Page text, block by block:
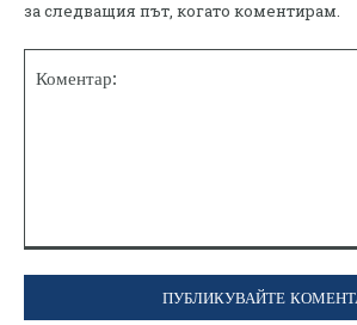
за следващия път, когато коментирам.